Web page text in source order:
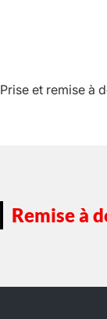
Prise et remise à
Remise à